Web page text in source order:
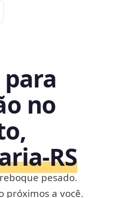
no
pesado.
próximos a você.